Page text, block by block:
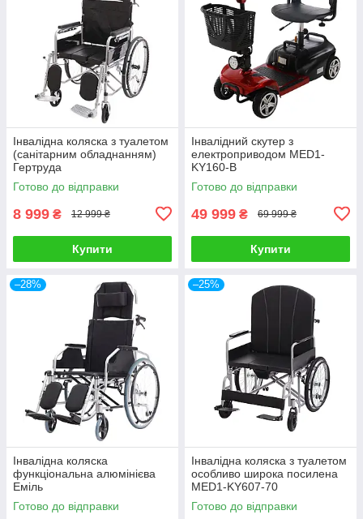
Інвалідна коляска з туалетом
(санітарним обладнанням)
Гертруда
Готово до відправки
8 999 ₴ 12 999 ₴
Купити
Інвалідний скутер з
електроприводом MED1-
KY160-B
Готово до відправки
49 999 ₴ 69 999 ₴
Купити
–28%
Інвалідна коляска
функціональна алюмінієва
Еміль
Готово до відправки
–25%
Інвалідна коляска з туалетом
особливо широка посилена
MED1-KY607-70
Готово до відправки